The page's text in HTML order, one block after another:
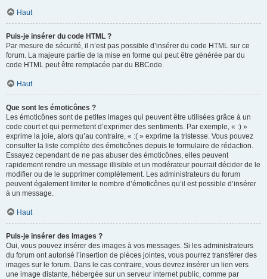
Haut
Puis-je insérer du code HTML ?
Par mesure de sécurité, il n’est pas possible d’insérer du code HTML sur ce
forum. La majeure partie de la mise en forme qui peut être générée par du
code HTML peut être remplacée par du BBCode.
Haut
Que sont les émoticônes ?
Les émoticônes sont de petites images qui peuvent être utilisées grâce à un
code court et qui permettent d’exprimer des sentiments. Par exemple, « :) »
exprime la joie, alors qu’au contraire, « :( » exprime la tristesse. Vous pouvez
consulter la liste complète des émoticônes depuis le formulaire de rédaction.
Essayez cependant de ne pas abuser des émoticônes, elles peuvent
rapidement rendre un message illisible et un modérateur pourrait décider de le
modifier ou de le supprimer complètement. Les administrateurs du forum
peuvent également limiter le nombre d’émoticônes qu’il est possible d’insérer
à un message.
Haut
Puis-je insérer des images ?
Oui, vous pouvez insérer des images à vos messages. Si les administrateurs
du forum ont autorisé l’insertion de pièces jointes, vous pourrez transférer des
images sur le forum. Dans le cas contraire, vous devrez insérer un lien vers
une image distante, hébergée sur un serveur internet public, comme par